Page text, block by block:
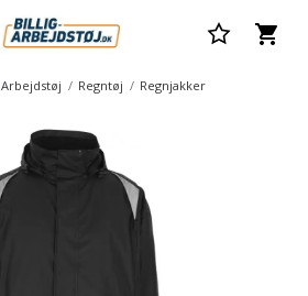
Arbejdstøj Regntøj Regnjakker